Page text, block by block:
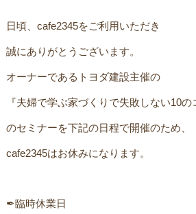
日頃、cafe2345をご利用いただき
誠にありがとうございます。
オーナーであるトヨダ建設主催のㅤ
ㅤ『夫婦で学ぶ家づくりで失敗しない10の
のセミナーを下記の日程で開催のため、
cafe2345はお休みになります。
ㅤ✒︎臨時休業日